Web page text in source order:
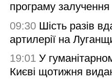
програму залучення
09:30 Шість разів
артилерії на
19:01 У
Києві щотижня